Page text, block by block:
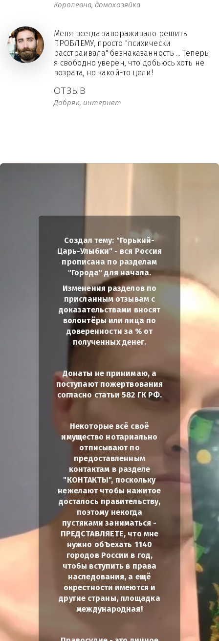
Королевна, домохозяйка
ОТЗЫВ
Добряк, интернет
Меня всегда завораживало решить
ПРОБЛЕМУ, просто "психически
расстраивала" безнаказанность ... Теперь
я свободно уверен, что добьюсь хоть не
возрата, но какой-то цели!
Создал тему: "Горький-
Царь-Улыбки" - вся Россия
прописана по разделам
"Города" для начала.
Изменения разделов по
присланным отзывам с
доказательствами вносят
волонтёры или лица по
доверенности за % от
полученных денег.
Донаты не принимаю, а
поступают пожертвования
согласно статьи 582 ГК РФ.
Некоторые всё своё
имущество нотариально
отписывают по
предоставленным
контактам в разделе
"КОНТАКТЫ", поскольку
нежелают чтобы нажитое
досталось правительству,
поэтому некогда
пустяками заниматься -
ПРЕДСТАВЛЯЕТЕ, что мне
нужно обЪехать 1140
городов России в год,
чтобы вступить в права
наследования, а ещё
окрестности имеются и
другие страны, площадка
международная!